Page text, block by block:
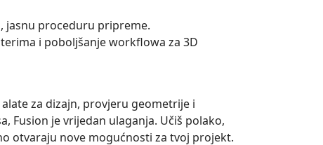
jasnu proceduru pripreme.
i poboljšanje workflowa za 3D
za dizajn, provjeru geometrije i
Fusion je vrijedan ulaganja. Učiš polako,
otvaraju nove mogućnosti za tvoj projekt.